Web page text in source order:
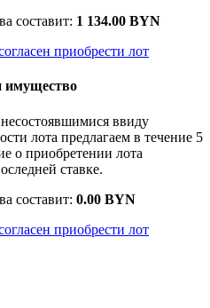
составит: 1 134.00 BYN
приобрести лот
имущество
ввиду
лота предлагаем в течение 5
о приобретении лота
ставке.
составит: 0.00 BYN
приобрести лот